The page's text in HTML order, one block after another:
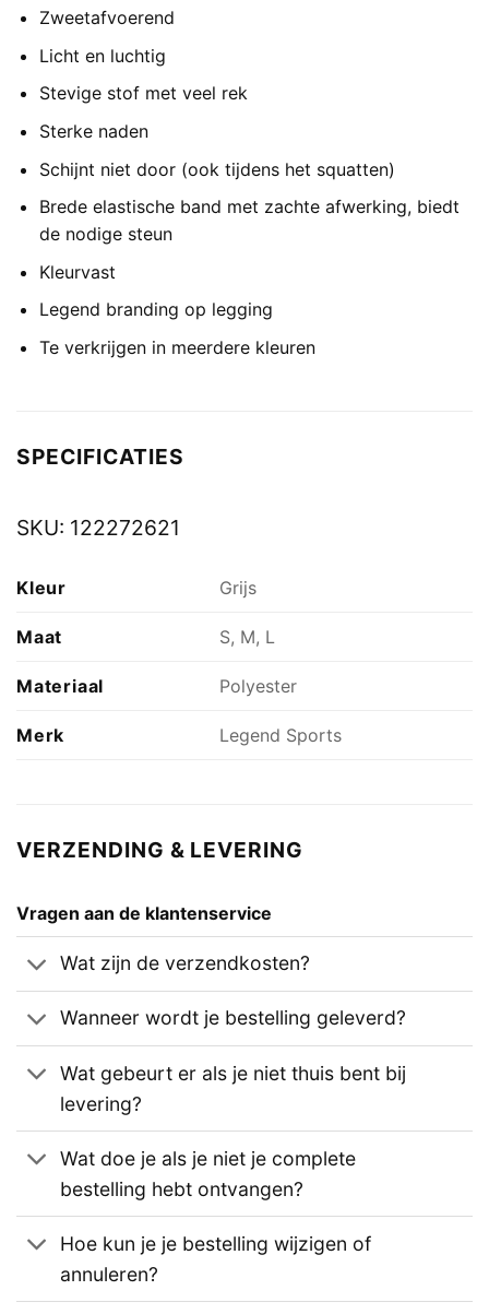
Zweetafvoerend
Licht en luchtig
Stevige stof met veel rek
Sterke naden
Schijnt niet door (ook tijdens het squatten)
Brede elastische band met zachte afwerking, biedt
de nodige steun
Kleurvast
Legend branding op legging
Te verkrijgen in meerdere kleuren
SPECIFICATIES
SKU: 122272621
Kleur Grijs
Maat S, M, L
Materiaal Polyester
Merk Legend Sports
VERZENDING & LEVERING
Vragen aan de klantenservice
Wat zijn de verzendkosten?
Wanneer wordt je bestelling geleverd?
Wat gebeurt er als je niet thuis bent bij
levering?
Wat doe je als je niet je complete
bestelling hebt ontvangen?
Hoe kun je je bestelling wijzigen of
annuleren?